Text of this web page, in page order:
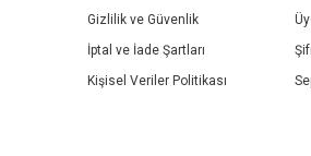
Gizlilik ve Güvenlik
İptal ve İade Şartları
Kişisel Veriler Politikası